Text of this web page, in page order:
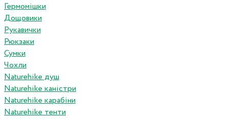
Гермомішки
Дощовики
Рукавички
Рюкзаки
Сумки
Чохли
Naturehike душ
Naturehike каністри
Naturehike карабіни
Naturehike тенти